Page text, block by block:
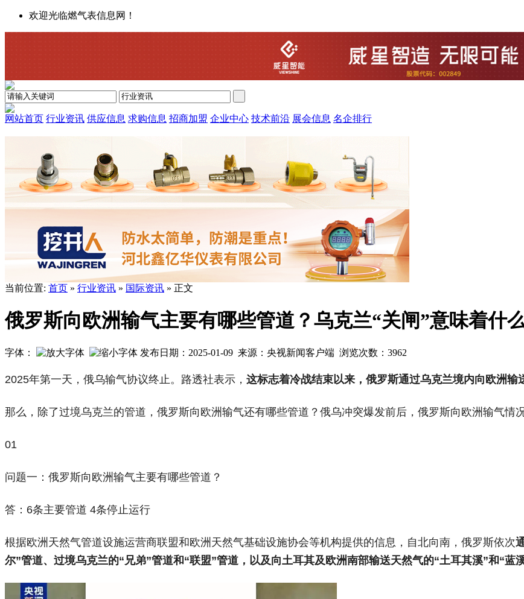
欢迎光临燃气表信息网！
网站首页 行业资讯 供应信息 求购信息 招商加盟 企业中心 技术前沿 展会信息 名企排行
当前位置: 首页 » 行业资讯 » 国际资讯 » 正文
俄罗斯向欧洲输气主要有哪些管道？乌克兰“关闸”意味着什
字体： 发布日期：2025-01-09 来源：央视新闻客户端 浏览次数： 3962
2025年第一天，俄乌输气协议终止。路透社表示， 这标志着冷战结束以来，俄罗斯通过乌克兰境内向欧洲输
那么，除了过境乌克兰的管道，俄罗斯向欧洲输气还有哪些管道？俄乌冲突爆发前后，俄罗斯向欧洲输气情
01
问题一：俄罗斯向欧洲输气主要有哪些管道？
答：6条主要管道 4条停止运行
根据欧洲天然气管道设施运营商联盟和欧洲天然气基础设施协会等机构提供的信息，自北向南，俄罗斯依次
尔”管道、‌ 过境乌克兰的“兄弟”管道和“‌联盟”管道，以及向土耳其及欧洲南部输送天然气的“土耳其溪”和“蓝